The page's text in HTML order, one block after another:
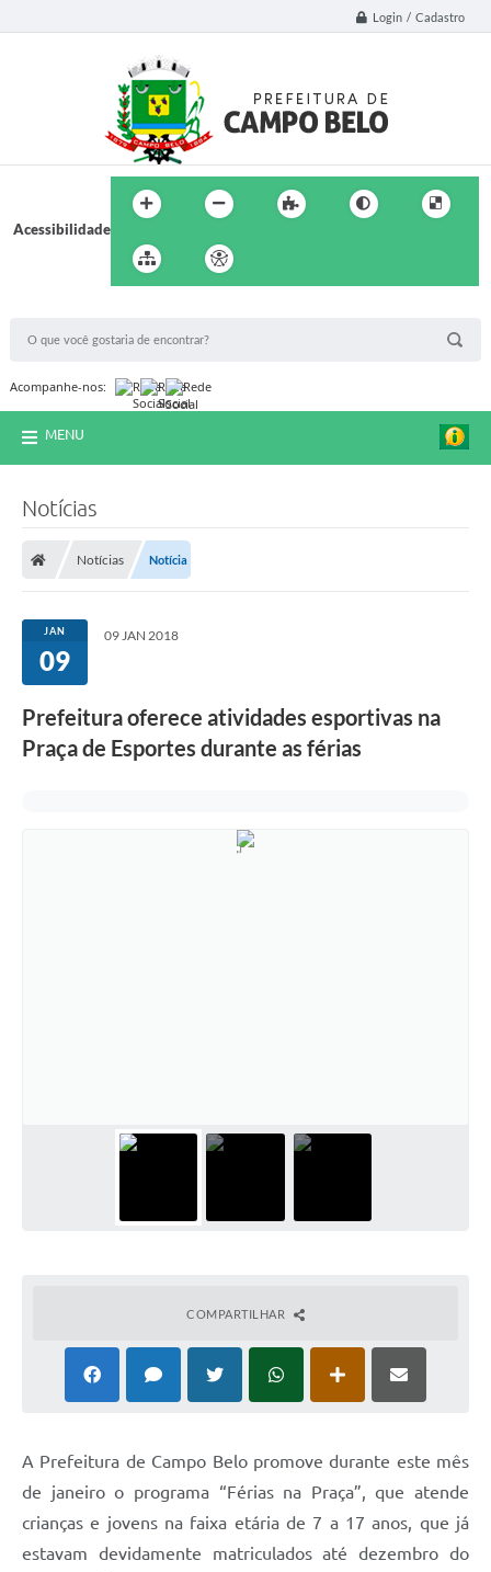
Login / Cadastro
Acessibilidade
Acompanhe-nos:
MENU
Notícias
Notícias Notícia
JAN
09
09 JAN 2018
Prefeitura oferece atividades esportivas na
Praça de Esportes durante as férias
COMPARTILHAR
A Prefeitura de Campo Belo promove durante este mês
de janeiro o programa “Férias na Praça”, que atende
crianças e jovens na faixa etária de 7 a 17 anos, que já
estavam devidamente matriculados até dezembro do